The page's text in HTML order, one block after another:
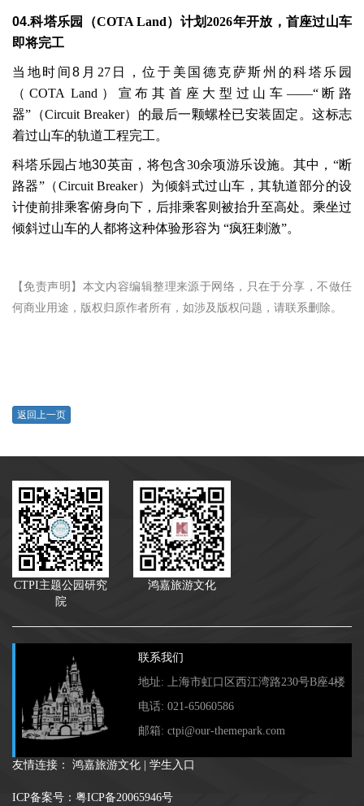
04.科塔乐园（COTA Land）计划2026年开放，首座过山车
即将完工
当地时间8 月 27日，位于美国德克萨斯州的科塔乐园
（ COTA Land ）宣布其首座大型过山车 ——“断路
器” （Circuit Breaker）的最后一颗螺栓已安装固定。这标志
着过山车的轨道工程完工。
科塔乐园占地30英亩，将包含30余项游乐设施。其中， “断
路器”（Circuit Breaker）为倾斜式过山车，其轨道部分的设
计使前排乘客俯身向下，后排乘客则被抬升至高处。乘坐过
倾斜过山车的人都将这种体验形容为 “疯狂刺激”。
【免责声明】本文内容编辑整理来源于网络，只在于分享，不做任
何商业用途，版权归原作者所有，如涉及版权问题，请联系删除。
返回上一页
CTPI主题公园研究
院
鸿嘉旅游文化
联系我们
地址: 上海市虹口区西江湾路230号B座4楼
电话: 021-65060586
邮箱: ctpi@our-themepark.com
友情连接： 鸿嘉旅游文化 学生入口
ICP备案号：粤ICP备20065946号